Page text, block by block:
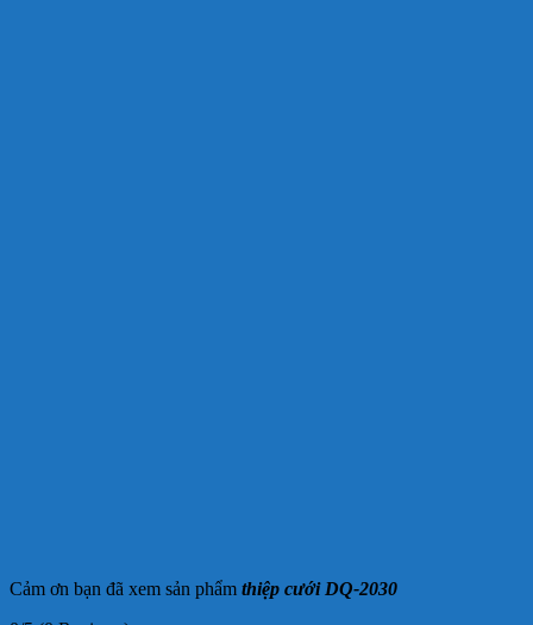
Cảm ơn bạn đã xem sản phẩm thiệp cưới DQ-2030